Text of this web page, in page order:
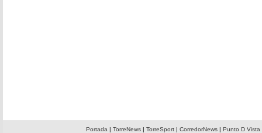
Portada | TorreNews| TorreSport| CorredorNews| Punto D Vista